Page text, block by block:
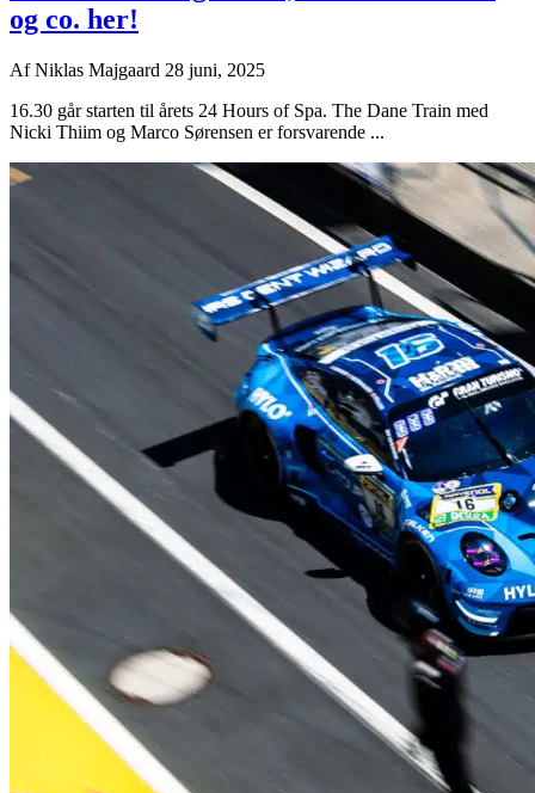
og co. her!
AfNiklas Majgaard 28 juni, 2025
16.30 går starten til årets 24 Hours of Spa. The Dane Train med
Nicki Thiim og Marco Sørensen er forsvarende ...